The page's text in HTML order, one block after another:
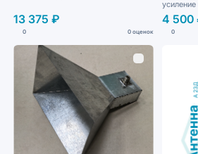
13 375 ₽
0 0 оценок
усиление
4 500
0